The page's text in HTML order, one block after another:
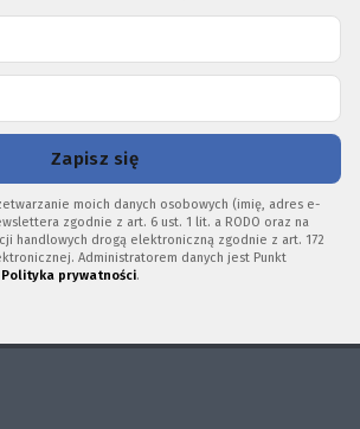
Zapisz się
moich danych osobowych (imię, adres e-
zgodnie z art. 6 ust. 1 lit. a RODO oraz na
handlowych drogą elektroniczną zgodnie z art. 172
Administratorem danych jest Punkt
Polityka prywatności.